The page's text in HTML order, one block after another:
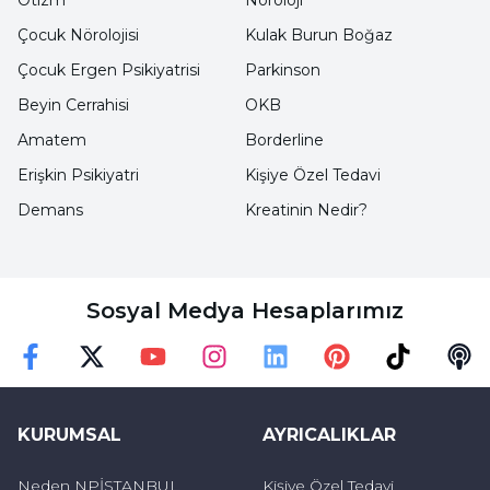
Spondiloartropati
Artrit türlerinden doğrudan bel ve kalça
bölgesindeki eklemlerde etki oluşturan
spondiloartropati iltihap sonucu meydana
gelen bir artrit türüdür. Spondiloartopatinin
türleri arasında Reiter hastalığı, kamburluk,
sedef romatizması ve inflamatuar bağırsak
hastalığı yer almaktadır.
Lomber Radikülopati
Çocuk Nörolojisi
Kulak Burun Boğaz
Çocuk Ergen Psikiyatrisi
Beyin Cerrahisi
Amatem
Erişkin Psikiyatri
Demans
Parkinson
OKB
Borderline
Kişiye Özel Tedavi
Kreatinin Nedir?
Sosyal Medya Hesaplarımız
KURUMSAL
Neden NPİSTANBUL
AYRICALIKLAR
Kişiye Özel Tedavi